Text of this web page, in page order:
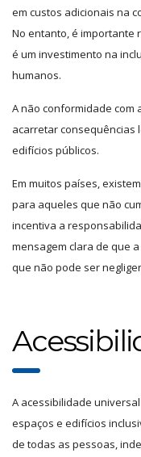
em custos adicionais na
No entanto, é importante
é um investimento na
humanos.
A não conformidade com
acarretar consequências
edifícios públicos.
Em muitos países,
para aqueles que não
incentiva a
mensagem clara de que
que não pode ser
A acessibilidade
espaços e edifícios
de todas as pessoas,